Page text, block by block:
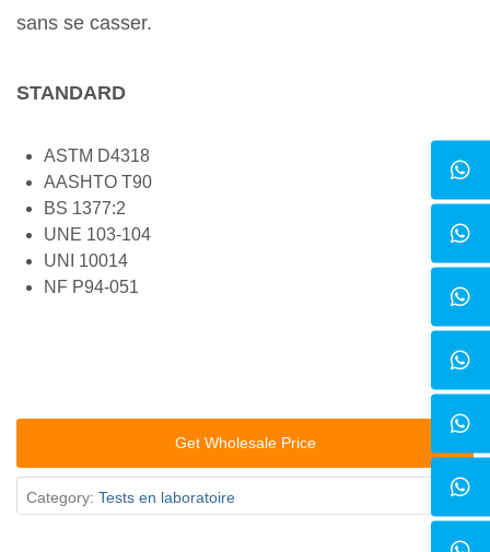
sans se casser.
STANDARD
ASTM D4318
AASHTO T90
BS 1377:2
UNE 103-104
UNI 10014
NF P94-051
Get Wholesale Price
Category: Tests en laboratoire